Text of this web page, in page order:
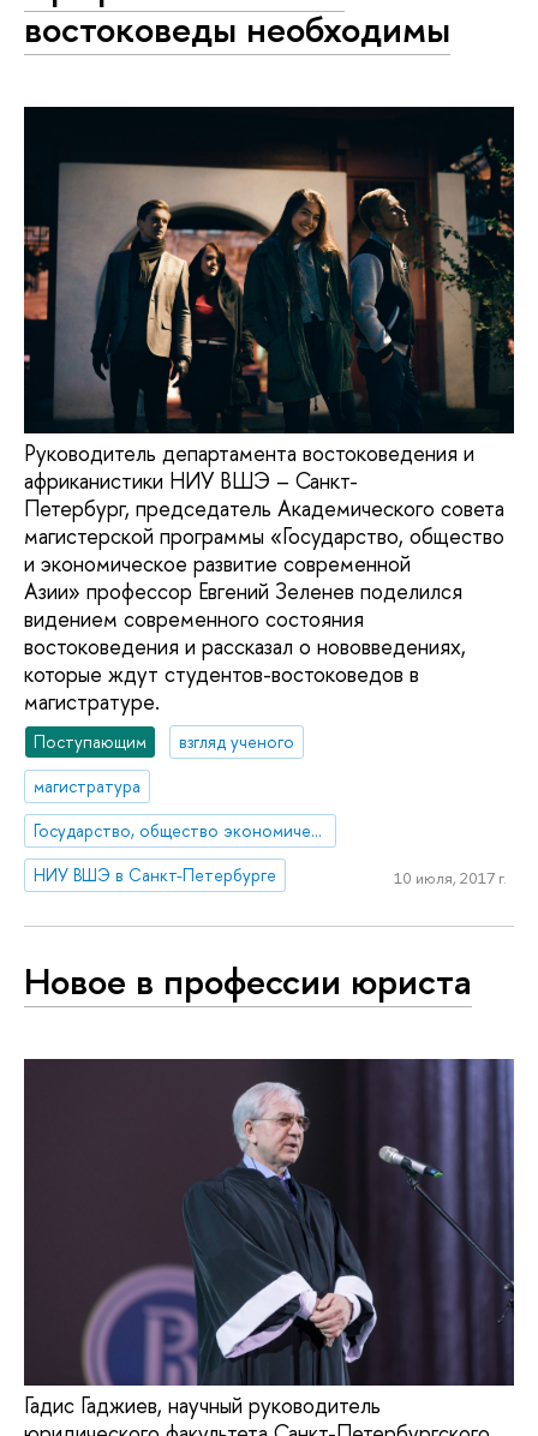
востоковеды необходимы
Руководитель департамента востоковедения и
африканистики НИУ ВШЭ – Санкт-
Петербург, председатель Академического совета
магистерской программы «Государство, общество
и экономическое развитие современной
Азии» профессор Евгений Зеленев поделился
видением современного состояния
востоковедения и рассказал о нововведениях,
которые ждут студентов-востоковедов в
магистратуре.
Поступающим
взгляд ученого
магистратура
Государство, общество экономическое развитие современной Азии
НИУ ВШЭ в Санкт-Петербурге
10 июля, 2017 г.
Новое в профессии юриста
Гадис Гаджиев, научный руководитель